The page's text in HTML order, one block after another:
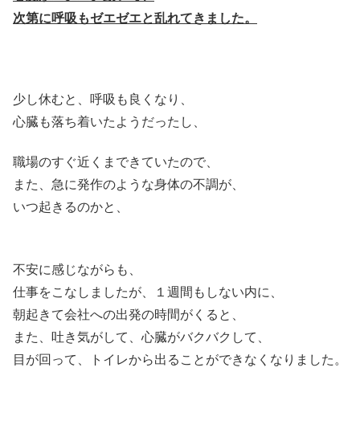
次第に呼吸もゼエゼエと乱れてきました。
少し休むと、呼吸も良くなり、
心臓も落ち着いたようだったし、
職場のすぐ近くまできていたので、
また、急に発作のような身体の不調が、
いつ起きるのかと、
不安に感じながらも、
仕事をこなしましたが、１週間もしない内に、
朝起きて会社への出発の時間がくると、
また、吐き気がして、心臓がバクバクして、
目が回って、トイレから出ることができなくなりました。